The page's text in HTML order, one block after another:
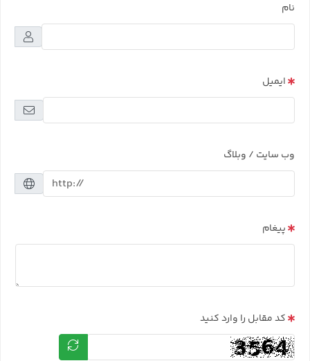
نام
ایمیل
وب سایت / وبلاگ
پیغام
کد مقابل را وارد کنید